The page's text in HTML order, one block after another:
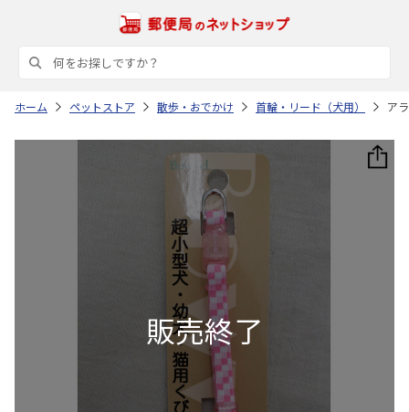
ホーム ペットストア 散歩・おでかけ 首輪・リード（犬用） ア